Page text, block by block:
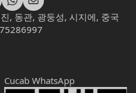
, 동관, 광둥성, 시지에, 중국
Cucab WhatsApp